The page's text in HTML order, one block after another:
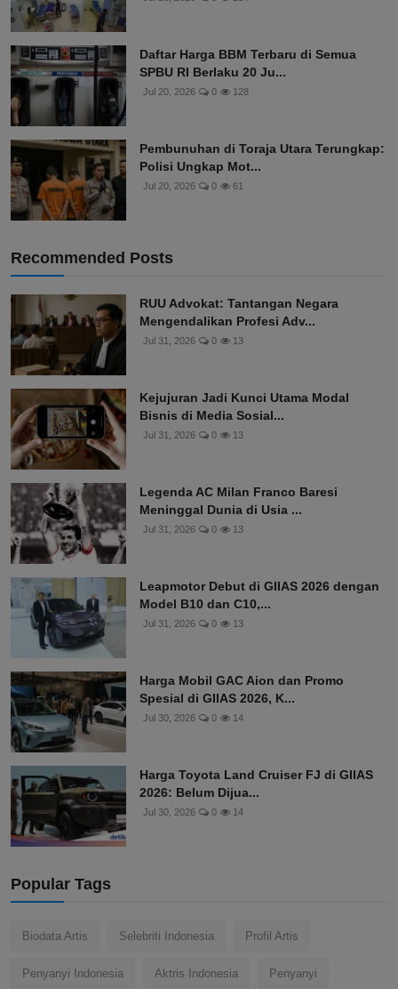
Daftar Harga BBM Terbaru di Semua
SPBU RI Berlaku 20 Ju...
Jul 20, 2026 0 128
Pembunuhan di Toraja Utara Terungkap:
Polisi Ungkap Mot...
Jul 20, 2026 0 61
Recommended Posts
RUU Advokat: Tantangan Negara
Mengendalikan Profesi Adv...
Jul 31, 2026 0 13
Kejujuran Jadi Kunci Utama Modal
Bisnis di Media Sosial...
Jul 31, 2026 0 13
Legenda AC Milan Franco Baresi
Meninggal Dunia di Usia ...
Jul 31, 2026 0 13
Leapmotor Debut di GIIAS 2026 dengan
Model B10 dan C10,...
Jul 31, 2026 0 13
Harga Mobil GAC Aion dan Promo
Spesial di GIIAS 2026, K...
Jul 30, 2026 0 14
Harga Toyota Land Cruiser FJ di GIIAS
2026: Belum Dijua...
Jul 30, 2026 0 14
Popular Tags
Biodata Artis Selebriti Indonesia Profil Artis
Penyanyi Indonesia Aktris Indonesia Penyanyi